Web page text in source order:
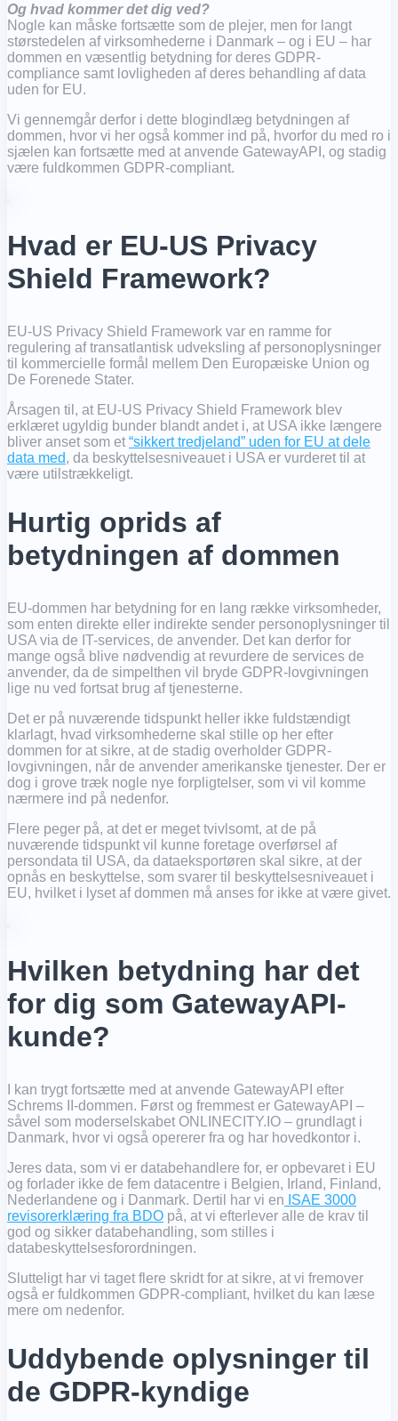
Og hvad kommer det dig ved?
Nogle kan måske fortsætte som de plejer, men for langt
størstedelen af virksomhederne i Danmark – og i EU – har
dommen en væsentlig betydning for deres GDPR-
compliance samt lovligheden af deres behandling af data
uden for EU.
Vi gennemgår derfor i dette blogindlæg betydningen af
dommen, hvor vi her også kommer ind på, hvorfor du med ro i
sjælen kan fortsætte med at anvende GatewayAPI, og stadig
være fuldkommen GDPR-compliant.
Hvad er EU-US Privacy
Shield Framework?
EU-US Privacy Shield Framework var en ramme for
regulering af transatlantisk udveksling af personoplysninger
til kommercielle formål mellem Den Europæiske Union og
De Forenede Stater.
Årsagen til, at EU-US Privacy Shield Framework blev
erklæret ugyldig bunder blandt andet i, at USA ikke længere
bliver anset som et “sikkert tredjeland” uden for EU at dele
data med, da beskyttelsesniveauet i USA er vurderet til at
være utilstrækkeligt.
Hurtig oprids af
betydningen af dommen
EU-dommen har betydning for en lang række virksomheder,
som enten direkte eller indirekte sender personoplysninger til
USA via de IT-services, de anvender. Det kan derfor for
mange også blive nødvendig at revurdere de services de
anvender, da de simpelthen vil bryde GDPR-lovgivningen
lige nu ved fortsat brug af tjenesterne.
Det er på nuværende tidspunkt heller ikke fuldstændigt
klarlagt, hvad virksomhederne skal stille op her efter
dommen for at sikre, at de stadig overholder GDPR-
lovgivningen, når de anvender amerikanske tjenester. Der er
dog i grove træk nogle nye forpligtelser, som vi vil komme
nærmere ind på nedenfor.
Flere peger på, at det er meget tvivlsomt, at de på
nuværende tidspunkt vil kunne foretage overførsel af
persondata til USA, da dataeksportøren skal sikre, at der
opnås en beskyttelse, som svarer til beskyttelsesniveauet i
EU, hvilket i lyset af dommen må anses for ikke at være givet.
Hvilken betydning har det
for dig som GatewayAPI-
kunde?
I kan trygt fortsætte med at anvende GatewayAPI efter
Schrems II-dommen. Først og fremmest er GatewayAPI –
såvel som moderselskabet ONLINECITY.IO – grundlagt i
Danmark, hvor vi også opererer fra og har hovedkontor i.
Jeres data, som vi er databehandlere for, er opbevaret i EU
og forlader ikke de fem datacentre i Belgien, Irland, Finland,
Nederlandene og i Danmark. Dertil har vi en ISAE 3000
revisorerklæring fra BDO på, at vi efterlever alle de krav til
god og sikker databehandling, som stilles i
databeskyttelsesforordningen.
Slutteligt har vi taget flere skridt for at sikre, at vi fremover
også er fuldkommen GDPR-compliant, hvilket du kan læse
mere om nedenfor.
Uddybende oplysninger til
de GDPR-kyndige